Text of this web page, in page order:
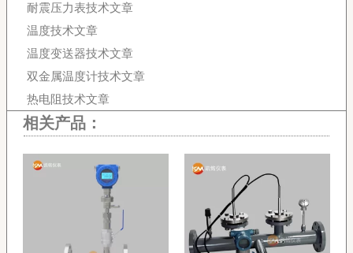
耐震压力表技术文章
温度技术文章
温度变送器技术文章
双金属温度计技术文章
热电阻技术文章
相关产品：